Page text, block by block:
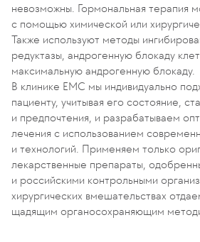
невозможны. Гормональная терапия
с помощью химической или
Также используют методы
редуктазы, андрогенную блокаду
максимальную андрогенную блокаду.
В клинике ЕМС мы индивидуально
пациенту, учитывая его состояние,
и предпочтения, и разрабатываем
лечения с использованием
и технологий. Применяем только
лекарственные препараты,
и российскими контрольными
хирургических вмешательствах
щадящим органосохраняющим